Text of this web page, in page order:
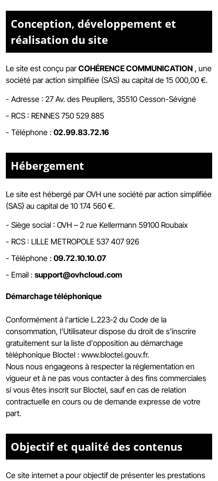
Conception, développement et
réalisation du site
Le site est conçu parCOHÉRENCE COMMUNICATION , une
société par action simplifiée (SAS) au capital de 15 000,00 €.
- Adresse : 27 Av. des Peupliers, 35510 Cesson-Sévigné
- RCS : RENNES 750 529 885
- Téléphone : 02.99.83.72.16
Hébergement
Le site est hébergé parOVH une société par action simplifiée
(SAS) au capital de 10 174 560 €.
- Siège social : OVH – 2 rue Kellermann 59100 Roubaix
- RCS : LILLE METROPOLE 537 407 926
- Téléphone : 09.72.10.10.07
- Email : support@ovhcloud.com
Démarchage téléphonique
Conformément à l'article L.223-2 du Code de la
consommation, l'Utilisateur dispose du droit de s'inscrire
gratuitement sur la liste d'opposition au démarchage
téléphonique Bloctel : www.bloctel.gouv.fr.
Nous nous engageons à respecter la réglementation en
vigueur et à ne pas vous contacter à des fins commerciales
si vous êtes inscrit sur Bloctel, sauf en cas de relation
contractuelle en cours ou de demande expresse de votre
part.
Objectif et qualité des contenus
Ce site internet a pour objectif de présenter les prestations